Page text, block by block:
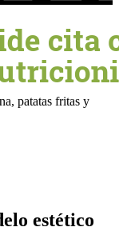
patatas fritas y
estético